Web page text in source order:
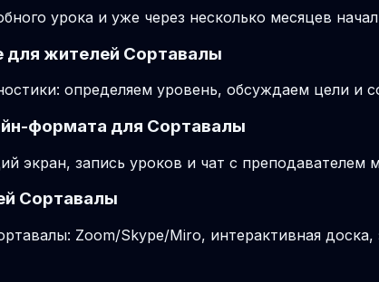
урока и уже через несколько месяцев
для жителей Сортавалы
определяем уровень, обсуждаем цели и
формата для Сортавалы
экран, запись уроков и чат с
Сортавалы
Zoom/Skype/Miro, интерактивная